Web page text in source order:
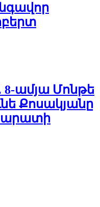
8-ամյա Մոնթե
Քոսակյանը